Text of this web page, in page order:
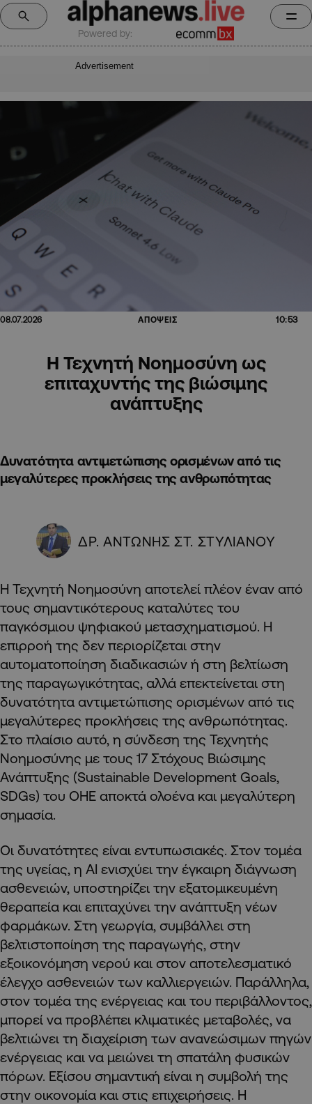
Powered by:
Advertisement
08.07.2026 ΑΠΟΨΕΙΣ 10:53
Η Τεχνητή Νοημοσύνη ως
επιταχυντής της βιώσιμης
ανάπτυξης
Δυνατότητα αντιμετώπισης ορισμένων από τις
μεγαλύτερες προκλήσεις της ανθρωπότητας
ΔΡ. ΑΝΤΩΝΗΣ ΣΤ. ΣΤΥΛΙΑΝΟΥ
Η Τεχνητή Νοημοσύνη αποτελεί πλέον έναν από
τους σημαντικότερους καταλύτες του
παγκόσμιου ψηφιακού μετασχηματισμού. Η
επιρροή της δεν περιορίζεται στην
αυτοματοποίηση διαδικασιών ή στη βελτίωση
της παραγωγικότητας, αλλά επεκτείνεται στη
δυνατότητα αντιμετώπισης ορισμένων από τις
μεγαλύτερες προκλήσεις της ανθρωπότητας.
Στο πλαίσιο αυτό, η σύνδεση της Τεχνητής
Νοημοσύνης με τους 17 Στόχους Βιώσιμης
Ανάπτυξης (Sustainable Development Goals,
SDGs) του ΟΗΕ αποκτά ολοένα και μεγαλύτερη
σημασία.
Οι δυνατότητες είναι εντυπωσιακές. Στον τομέα
της υγείας, η AI ενισχύει την έγκαιρη διάγνωση
ασθενειών, υποστηρίζει την εξατομικευμένη
θεραπεία και επιταχύνει την ανάπτυξη νέων
φαρμάκων. Στη γεωργία, συμβάλλει στη
βελτιστοποίηση της παραγωγής, στην
εξοικονόμηση νερού και στον αποτελεσματικό
έλεγχο ασθενειών των καλλιεργειών. Παράλληλα,
στον τομέα της ενέργειας και του περιβάλλοντος,
μπορεί να προβλέπει κλιματικές μεταβολές, να
βελτιώνει τη διαχείριση των ανανεώσιμων πηγών
ενέργειας και να μειώνει τη σπατάλη φυσικών
πόρων. Εξίσου σημαντική είναι η συμβολή της
στην οικονομία και στις επιχειρήσεις. Η